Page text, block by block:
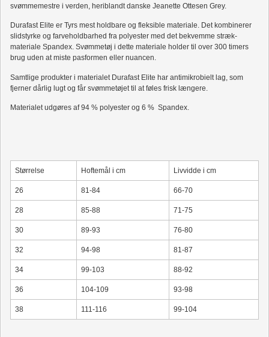
svømmemestre i verden, heriblandt danske Jeanette Ottesen Grey.
Durafast Elite er Tyrs mest holdbare og fleksible materiale. Det kombinerer
slidstyrke og farveholdbarhed fra polyester med det bekvemme stræk-
materiale Spandex. Svømmetøj i dette materiale holder til over 300 timers
brug uden at miste pasformen eller nuancen.
Samtlige produkter i materialet Durafast Elite har antimikrobielt lag, som
fjerner dårlig lugt og får svømmetøjet til at føles frisk længere.
Materialet udgøres af 94 % polyester og 6 % Spandex.
Størrelse Hoftemål i cm Livvidde i cm
26 81-84 66-70
28 85-88 71-75
30 89-93 76-80
32 94-98 81-87
34 99-103 88-92
36 104-109 93-98
38 111-116 99-104